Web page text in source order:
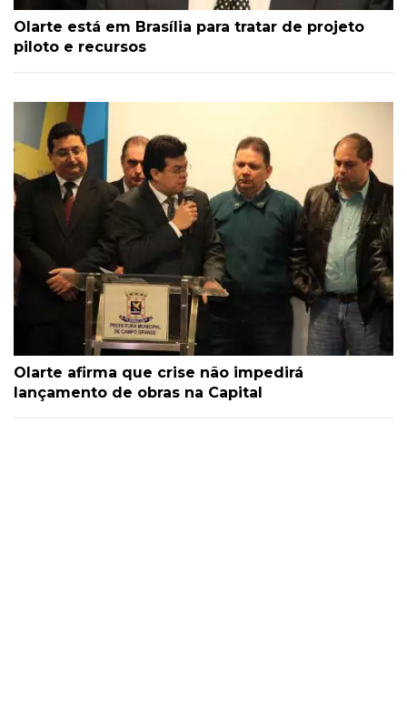
Olarte está em Brasília para tratar de projeto
piloto e recursos
Olarte afirma que crise não impedirá
lançamento de obras na Capital